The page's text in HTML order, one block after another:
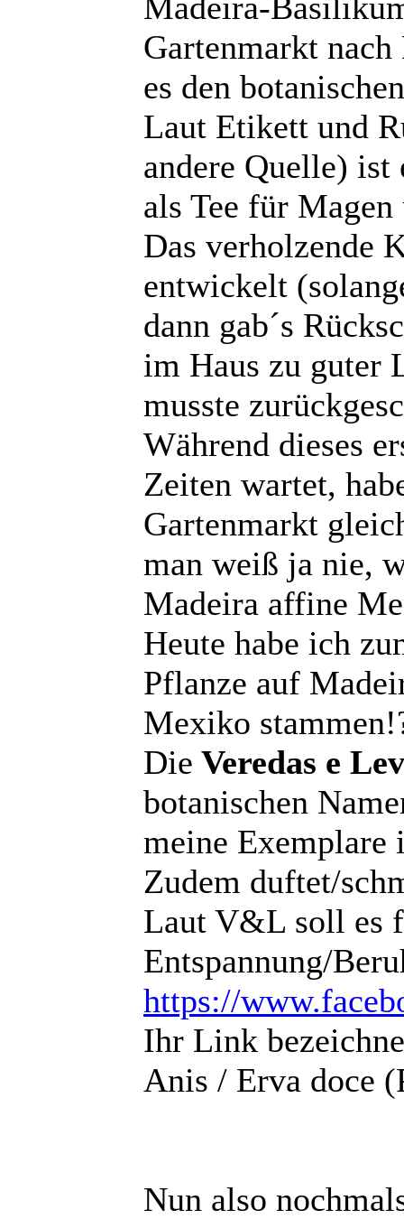
Gartenmarkt
es den
Laut Etikett und
andere Quelle)
als Tee für
Das verholzende
entwickelt
dann gab´s
im Haus zu guter
musste
Während dieses
Zeiten wartet,
Gartenmarkt
man weiß ja nie,
Madeira affine
Heute habe ich
Pflanze auf
Mexiko
Die Veredas e
botanischen
meine Exemplare
Zudem duftet/
Laut V&L soll es
Entspannung/
https://
Ihr Link
Anis / Erva doce
Nun also